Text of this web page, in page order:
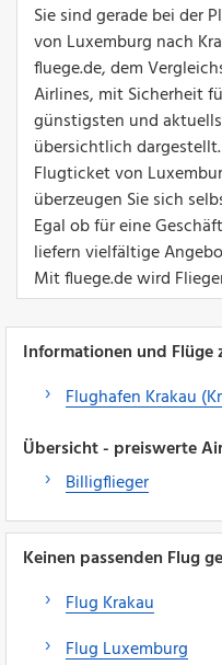
Sie sind gerade bei der
von Luxemburg nach
fluege.de, dem
Airlines, mit Sicherheit
günstigsten und
übersichtlich
Flugticket von
überzeugen Sie sich
Egal ob für eine
liefern vielfältige
Mit fluege.de wird
Informationen und Flüge
Flughafen Krakau
Übersicht - preiswerte
Billigflieger
Keinen passenden Flug
Flug Krakau
Flug Luxemburg